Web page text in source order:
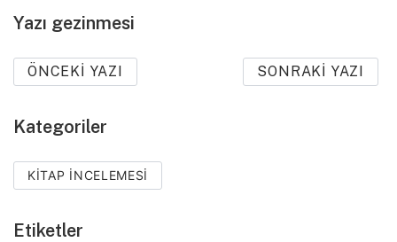
Yazı gezinmesi
ÖNCEKI YAZI SONRAKI YAZI
Kategoriler
KITAP İNCELEMESI
Etiketler